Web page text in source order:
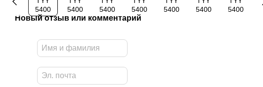
Новый отзыв или комментарий